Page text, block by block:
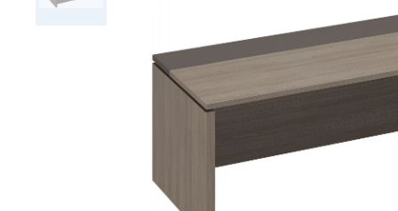
Офисные шкафы
Офисные диваны
Сейфы и металлическая
мебель